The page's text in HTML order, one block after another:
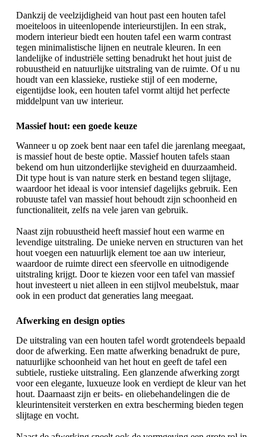
Dankzij de veelzijdigheid van hout past een houten tafel
moeiteloos in uiteenlopende interieurstijlen. In een strak,
modern interieur biedt een houten tafel een warm contrast
tegen minimalistische lijnen en neutrale kleuren. In een
landelijke of industriële setting benadrukt het hout juist de
robuustheid en natuurlijke uitstraling van de ruimte. Of u nu
houdt van een klassieke, rustieke stijl of een moderne,
eigentijdse look, een houten tafel vormt altijd het perfecte
middelpunt van uw interieur.
Massief hout: een goede keuze
Wanneer u op zoek bent naar een tafel die jarenlang meegaat,
is massief hout de beste optie. Massief houten tafels staan
bekend om hun uitzonderlijke stevigheid en duurzaamheid.
Dit type hout is van nature sterk en bestand tegen slijtage,
waardoor het ideaal is voor intensief dagelijks gebruik. Een
robuuste tafel van massief hout behoudt zijn schoonheid en
functionaliteit, zelfs na vele jaren van gebruik.
Naast zijn robuustheid heeft massief hout een warme en
levendige uitstraling. De unieke nerven en structuren van het
hout voegen een natuurlijk element toe aan uw interieur,
waardoor de ruimte direct een sfeervolle en uitnodigende
uitstraling krijgt. Door te kiezen voor een tafel van massief
hout investeert u niet alleen in een stijlvol meubelstuk, maar
ook in een product dat generaties lang meegaat.
Afwerking en design opties
De uitstraling van een houten tafel wordt grotendeels bepaald
door de afwerking. Een matte afwerking benadrukt de pure,
natuurlijke schoonheid van het hout en geeft de tafel een
subtiele, rustieke uitstraling. Een glanzende afwerking zorgt
voor een elegante, luxueuze look en verdiept de kleur van het
hout. Daarnaast zijn er beits- en oliebehandelingen die de
kleurintensiteit versterken en extra bescherming bieden tegen
slijtage en vocht.